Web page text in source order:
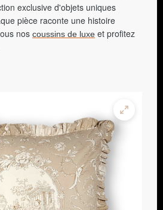
exclusive d'objets uniques
pièce raconte une histoire
nos coussins de luxe et profitez